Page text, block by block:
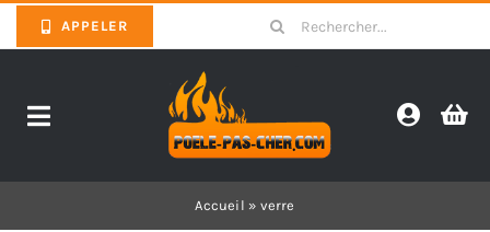
to
APPELER
Search
for:
Toggle
Accueil » verre